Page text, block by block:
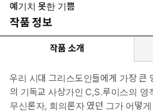
예기치 못한 기쁨
작품 정보
작품 소개
우리 시대 그리스도인들에게 가장 큰
의 기독교 사상가인 C,S.루이스의
무신론자, 회의론자 였던 그가 어떻